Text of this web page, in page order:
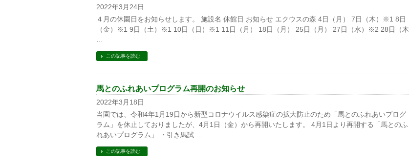
2022年3月24日
４月の休園日をお知らせします。 施設名 休館日 お知らせ エクウスの森 4日（月） 7日（木）※1 8日
（金）※1 9日（土）※1 10日（日）※1 11日（月） 18日（月） 25日（月） 27日（水）※2 28日（木
この記事を読む
馬とのふれあいプログラム再開のお知らせ
2022年3月18日
当園では、令和4年1月19日から新型コロナウイルス感染症の拡大防止のため「馬とのふれあいプログ
ラム」を休止しておりましたが、4月1日（金）から再開いたします。 4月1日より再開する「馬とのふ
れあいプログラム」 ・引き馬試 …
この記事を読む